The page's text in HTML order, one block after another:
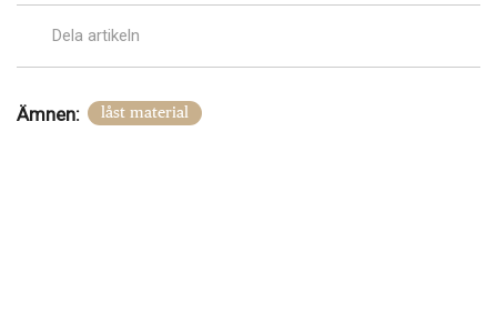
Dela artikeln
Ämnen: låst material